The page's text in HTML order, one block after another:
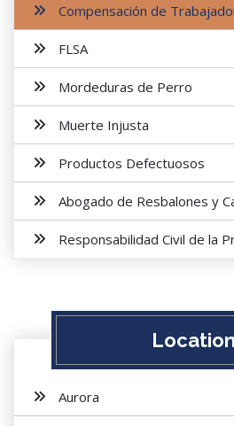
Compensación de
FLSA
Mordeduras de Perro
Muerte Injusta
Productos Defectuosos
Abogado de Resbalones y
Responsabilidad Civil de la
Aurora